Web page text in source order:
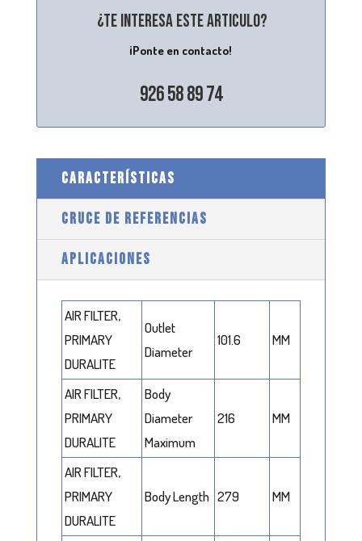
¿Te interesa este articulo?
¡Ponte en contacto!
926 58 89 74
CARACTERÍSTICAS
CRUCE DE REFERENCIAS
APLICACIONES
AIR FILTER,
PRIMARY
DURALITE
Outlet
Diameter
101.6 MM
AIR FILTER,
PRIMARY
DURALITE
Body
Diameter
Maximum
216 MM
AIR FILTER,
PRIMARY
DURALITE
Body Length 279 MM